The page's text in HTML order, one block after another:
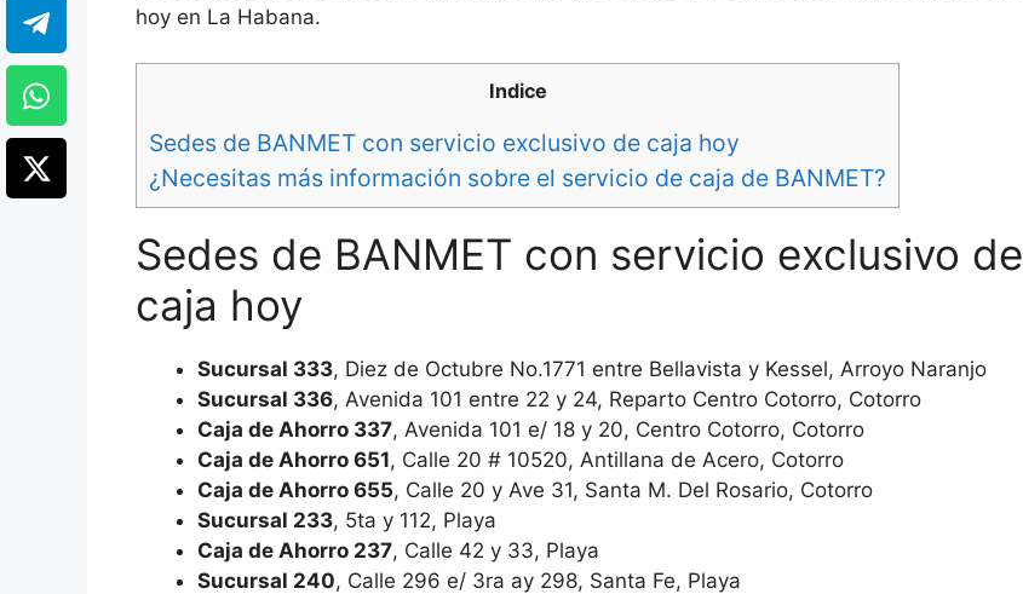
hoy en La Habana.
Indice
Sedes de BANMET con servicio exclusivo de caja hoy
¿Necesitas más información sobre el servicio de caja de BANMET?
Sedes de BANMET con servicio exclusivo de
caja hoy
Sucursal 333, Diez de Octubre No.1771 entre Bellavista y Kessel, Arroyo Naranjo
Sucursal 336, Avenida 101 entre 22 y 24, Reparto Centro Cotorro, Cotorro
Caja de Ahorro 337, Avenida 101 e/ 18 y 20, Centro Cotorro, Cotorro
Caja de Ahorro 651, Calle 20 # 10520, Antillana de Acero, Cotorro
Caja de Ahorro 655, Calle 20 y Ave 31, Santa M. Del Rosario, Cotorro
Sucursal 233, 5ta y 112, Playa
Caja de Ahorro 237, Calle 42 y 33, Playa
Sucursal 240, Calle 296 e/ 3ra ay 298, Santa Fe, Playa